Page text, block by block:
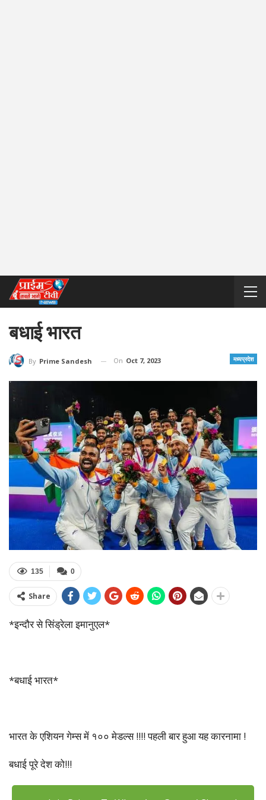
बधाई भारत
मध्यप्रदेश
By Prime Sandesh On Oct 7, 2023
0
135
Share
*इन्दौर से सिंड्रेला इमानुएल*
*बधाई भारत*
भारत के एशियन गेम्स में १०० मेडल्स !!!! पहली बार हुआ यह कारनामा !
बधाई पूरे देश को!!!